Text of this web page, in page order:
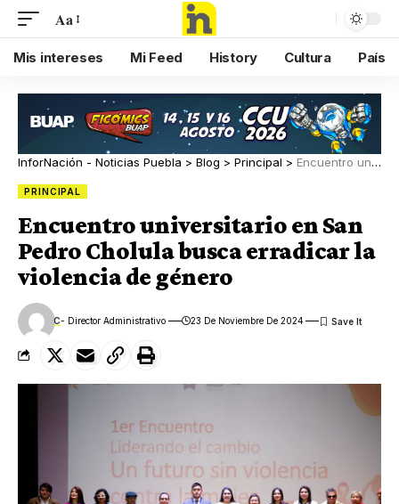
Aa
Mis intereses Mi Feed History Cultura País
InforNación - Noticias Puebla > Blog > Principal > Encuentro universitario en San Pedro Cholula busca erradicar la violencia de género
PRINCIPAL
Encuentro universitario en San
Pedro Cholula busca erradicar la
violencia de género
C- Director Administrativo 23 De Noviembre De 2024